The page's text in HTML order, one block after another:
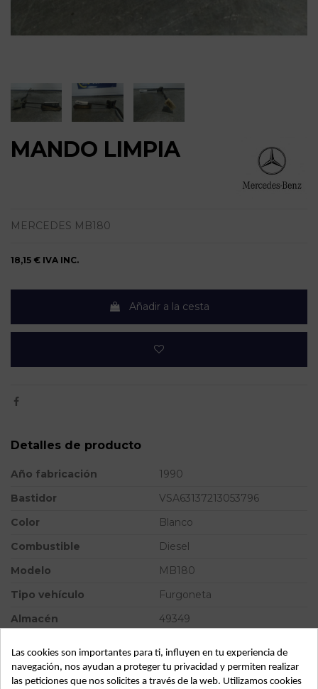
MANDO LIMPIA
MERCEDES MB180
18,15 € IVA INC.
Añadir a la cesta
Detalles de producto
Año fabricación
1990
Bastidor
VSA63137213053796
Color
Blanco
Combustible
Diesel
Modelo
MB180
Tipo vehículo
Furgoneta
Almacén
49349
SubSubAlmacén
100029486
Las cookies son importantes para ti, influyen en tu experiencia de
navegación, nos ayudan a proteger tu privacidad y permiten realizar
las peticiones que nos solicites a través de la web. Utilizamos cookies